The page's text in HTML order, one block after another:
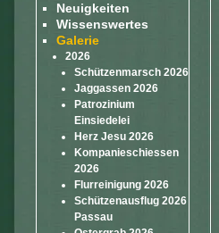
Neuigkeiten
Wissenswertes
Galerie
2026
Schützenmarsch 2026
Jaggassen 2026
Patrozinium
Einsiedelei
Herz Jesu 2026
Kompanieschiessen
2026
Flurreinigung 2026
Schützenausflug 2026
Passau